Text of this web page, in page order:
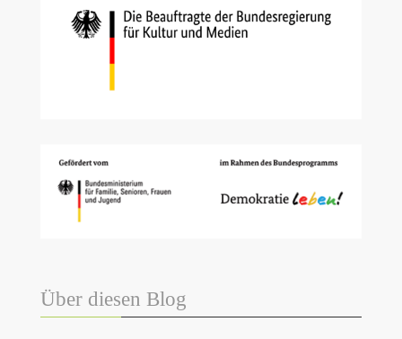
Über diesen Blog